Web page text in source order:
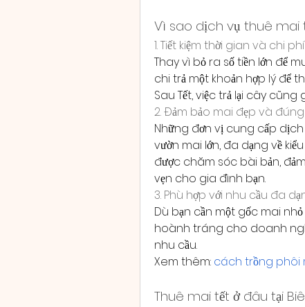
Vì sao dịch vụ thuê mai
1. Tiết kiệm thời gian và chi phí
Thay vì bỏ ra số tiền lớn để
chi trả một khoản hợp lý để
Sau Tết, việc trả lại cây
2. Đảm bảo mai đẹp và
Những đơn vị cung cấp
vườn mai lớn, đa dạng về
được chăm sóc bài bản,
vẹn cho gia đình bạn.
3. Phù hợp với nhu cầu đa
Dù bạn cần một gốc mai
hoành tráng cho doanh
nhu cầu.
Xem thêm: cách trồng phôi
Thuê mai tết ở đâu tại